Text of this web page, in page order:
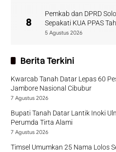
8
Pemkab dan DPRD
Sepakati KUA PPAS
5 Agustus 2026
Berita Terkini
Kwarcab Tanah Datar Lepas 60
Jambore Nasional Cibubur
7 Agustus 2026
Bupati Tanah Datar Lantik Inoki
Perumda Tirta Alami
7 Agustus 2026
Timsel Umumkan 25 Nama Lolos